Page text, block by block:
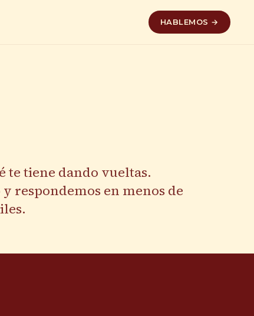
HABLEMOS →
te tiene dando vueltas.
respondemos en menos de